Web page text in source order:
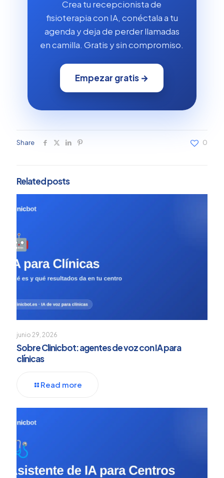
Crea tu recepcionista de
fisioterapia con IA, conéctala a tu
agenda y deja de perder llamadas
en camilla. Gratis y sin compromiso.
Empezar gratis →
Share 0
Related posts
junio 29, 2026
Sobre Clinicbot: agentes de voz con IA para
clínicas
Read more